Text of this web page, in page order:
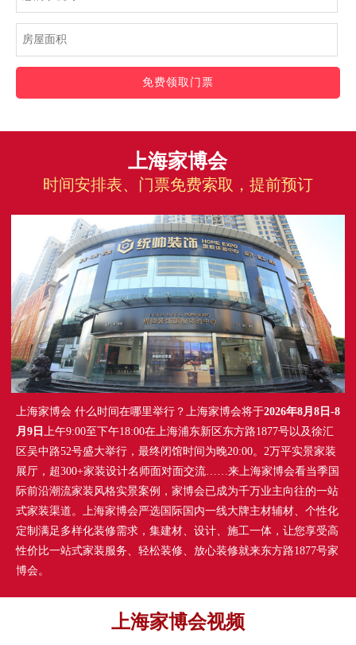
免费领取门票
上海家博会
时间安排表、门票免费索取，提前预订
上海家博会 什么时间在哪里举行？上海家博会将于2026年8月8日-8
月9日
上午9:00至下午18:00在上海浦东新区东方路1877号以及徐汇
区吴中路52号盛大举行，最终闭馆时间为晚20:00。2万平实景家装
展厅，超300+家装设计名师面对面交流……来上海家博会看当季国
际前沿潮流家装风格实景案例，家博会已成为千万业主向往的一站
式家装渠道。上海家博会严选国际国内一线大牌主材辅材、个性化
定制满足多样化装修需求，集建材、设计、施工一体，让您享受高
性价比一站式家装服务、轻松装修、放心装修就来东方路1877号家
博会。
上海家博会视频